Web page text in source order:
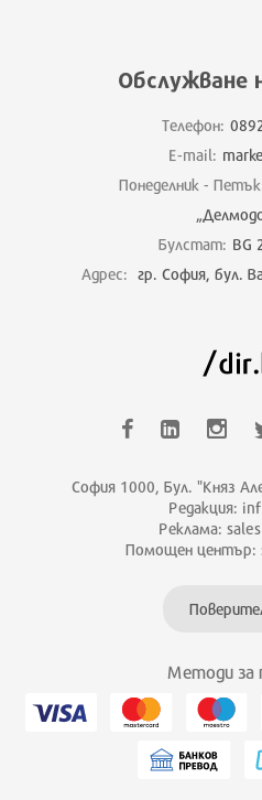
Обслужване
Телефон:
E-mail:
Понеделник -
Булстат: BG
Адрес: гр. София, бул.
София 1000, Бул. "Княз
Редакция:
Реклама:
Помощен център:
Методи за